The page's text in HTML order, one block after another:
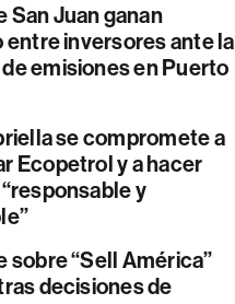
San Juan ganan
inversores ante la
emisiones en Puerto
se compromete a
Ecopetrol y a hacer
y
sobre “Sell América”
decisiones de